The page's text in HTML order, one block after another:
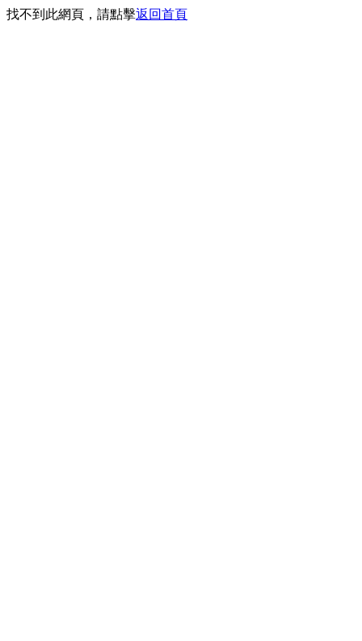
找不到此網頁，請點擊返回首頁